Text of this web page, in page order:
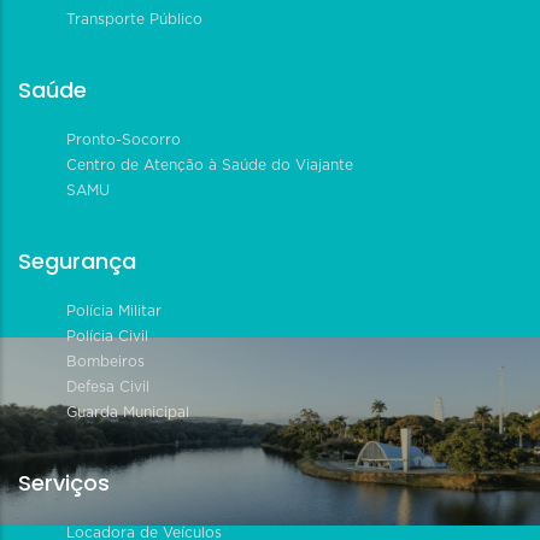
Transporte Público
Saúde
Pronto-Socorro
Centro de Atenção à Saúde do Viajante
SAMU
Segurança
Polícia Militar
Polícia Civil
Bombeiros
Defesa Civil
Guarda Municipal
Serviços
Locadora de Veículos